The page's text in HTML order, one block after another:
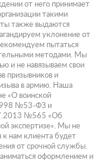
от него принимает
такими
также выдаются
уклонение от
пытаться
методами. Мы
и не навязываем свои
призывников и
в армию. Наша
«О воинской
№53-ФЗ и
№565 «Об
экспертизе». Мы не
к нам клиента будет
от срочной службы.
оформлением и